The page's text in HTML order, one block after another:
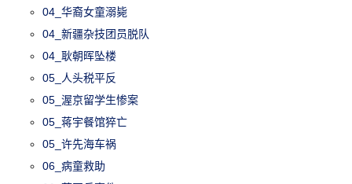
04_华裔女童溺毙
04_新疆杂技团员脱队
04_耿朝晖坠楼
05_人头税平反
05_渥京留学生惨案
05_蒋宇餐馆猝亡
05_许先海车祸
06_病童救助